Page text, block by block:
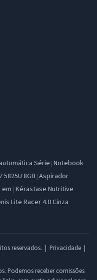
Série | Notebook
5825U 8GB | Aspirador
em | Kérastase Nutritive
Lite Racer 4.0 Cinza
reservados. | Privacidade|
Podemos receber comissões